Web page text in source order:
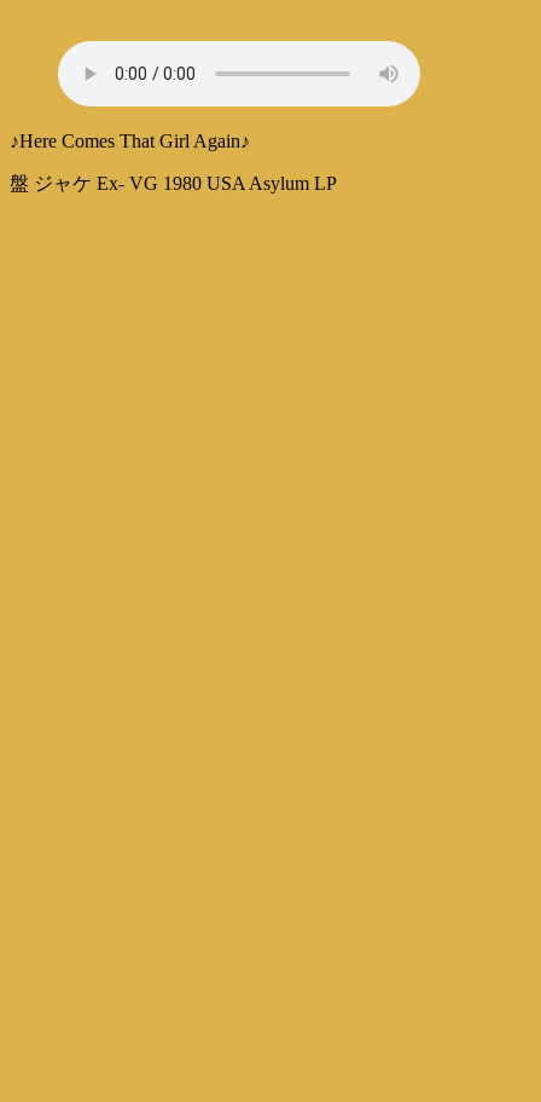
♪Here Comes That Girl Again♪
盤 ジャケ Ex- VG 1980 USA Asylum LP